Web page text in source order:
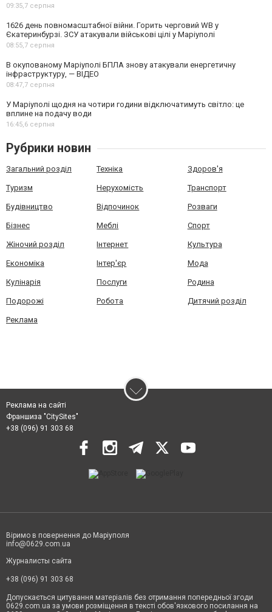
09:35,7 серпня
1626 день повномасштабної війни. Горить черговий WB у
Єкатеринбурзі. ЗСУ атакували військові цілі у Маріуполі
08:55,7 серпня
В окупованому Маріуполі БПЛА знову атакували енергетичну
інфраструктуру, — ВІДЕО
08:47,7 серпня
У Маріуполі щодня на чотири години відключатимуть світло: це
вплине на подачу води
16:45,6 серпня
Рубрики новин
Загальний розділ Техніка Здоров'я
Туризм Нерухомість Транспорт
Будівництво Відпочинок Розваги
Бізнес Меблі Спорт
Жіночий розділ Інтернет Культура
Економіка Інтер'єр Мода
Кулінарія Послуги Родина
Подорожі Робота Дитячий розділ
Реклама
Реклама на сайті
Франшиза "CitySites"
+38 (096) 91 303 68
Віримо в повернення до Маріуполя
info@0629.com.ua
Журналисты сайта
+38 (096) 91 303 68
Допускається цитування матеріалів без отримання попередньої згоди
0629.com.ua за умови розміщення в тексті обов'язкового посилання на